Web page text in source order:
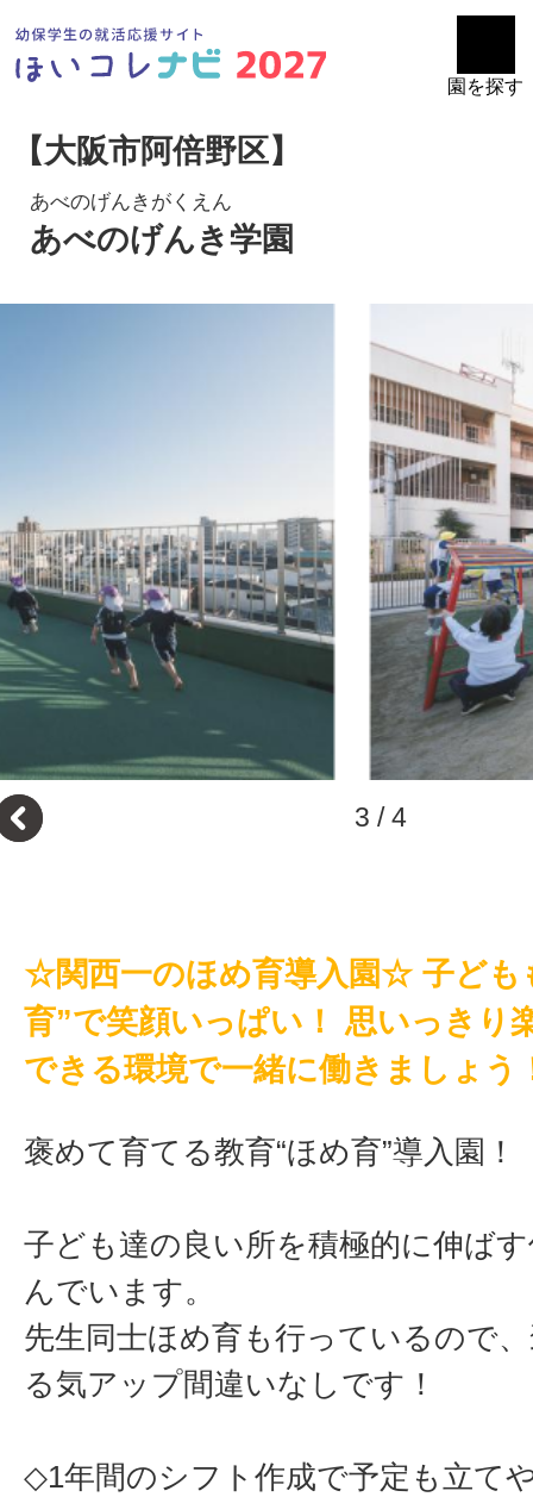
園を探す
【大阪市阿倍野区】
あべのげんきがくえん
あべのげんき学園
3 /4
☆関西一のほめ育導入園☆ 子ども
育”で笑顔いっぱい！ 思いっきり
できる環境で一緒に働きましょう
褒めて育てる教育“ほめ育”導入園！
子ども達の良い所を積極的に伸ば
んでいます。
先生同士ほめ育も行っているので
る気アップ間違いなしです！
◇1年間のシフト作成で予定も立て